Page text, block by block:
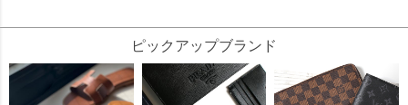
ピックアップブランド